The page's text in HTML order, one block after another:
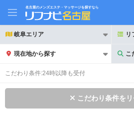
名古屋のメンズエステ・マッサージを探すなら
岐阜エリア リ
現在地から探す こ
こ
こだわり条件:24時以降も受付
こだわり条件をリ